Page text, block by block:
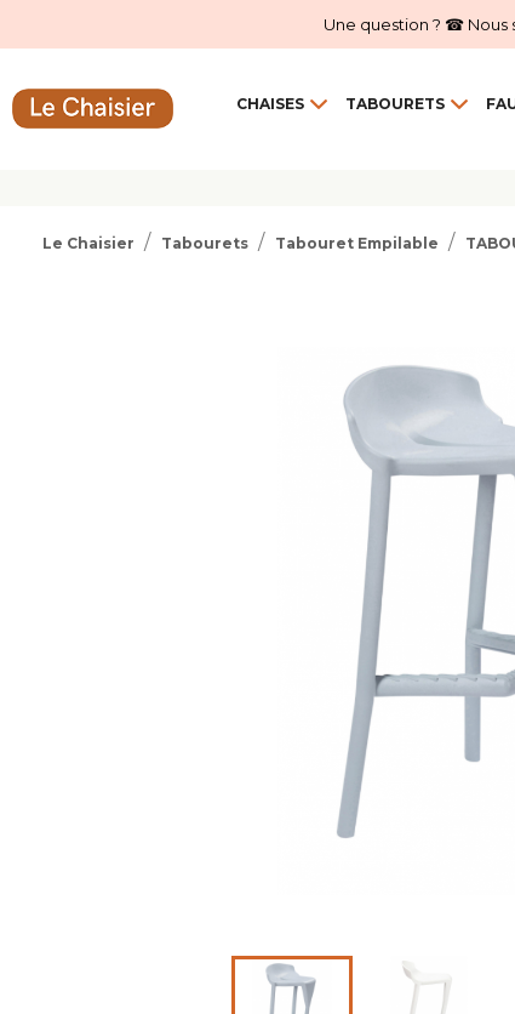
Une question ? ☎ Nous
CHAISES TABOURETS
Le Chaisier Tabourets Tabouret Empilable